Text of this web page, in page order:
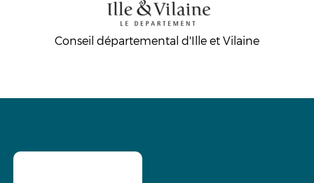
Conseil départemental d'Ille et Vilaine